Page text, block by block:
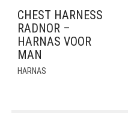
CHEST HARNESS
RADNOR –
HARNAS VOOR
MAN
HARNAS